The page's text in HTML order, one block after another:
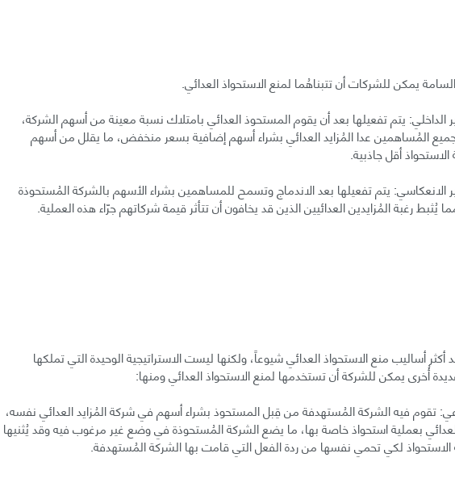
يمكن للشركات أن تتبناهُما لمنع الاستحواذ العدائي.
الداخلي: يتم تفعيلها بعد أن يقوم المستحوذ العدائي بامتلاك نسبة معينة من أسهم الشركة،
المُساهمين عدا المُزايد العدائي بشراء أسهم إضافية بسعر منخفض، ما يقلل من أسهم
أقل جاذبية.
الانعكاسي: يتم تفعيلها بعد الاندماج وتسمح للمساهمين بشراء الأسهم بالشركة المُستحوذة
رغبة المُزايدين العدائيين الذين قد يخافون أن تتأثر قيمة شركاتهم جرّاء هذه العملية.
أكثر أساليب منع الاستحواذ العدائي شيوعاً، ولكنها ليست الاستراتيجية الوحيدة التي تملكها
أُخرى يمكن للشركة أن تستخدمها لمنع الاستحواذ العدائي ومنها:
تقوم فيه الشركة المُستهدفة من قِبل المستحوذ بشراء أسهم في شركة المُزايد العدائي نفسه،
بعملية استحواذ خاصة بها، ما يضع الشركة المُستحوذة في وضع غير مرغوب فيه وقد يُثنيها
الاستحواذ لكي تحمي نفسها من ردة الفعل التي قامت بها الشركة المُستهدفة.